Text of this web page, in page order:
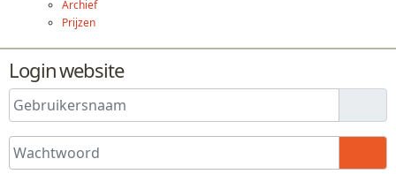
Archief
Prijzen
Login website
Gebruikersnaam
Wachtwoord